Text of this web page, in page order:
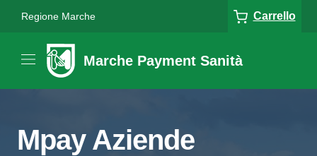
Regione Marche Carrello
Marche Payment Sanità
Mpay Aziende